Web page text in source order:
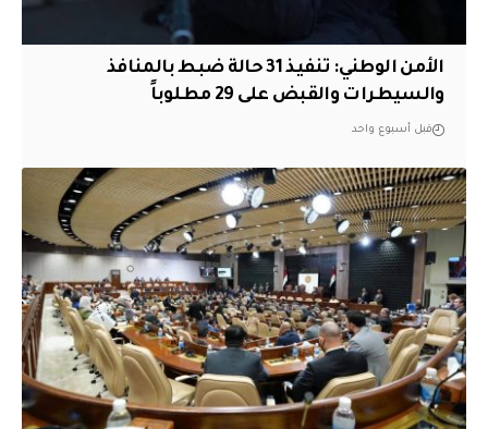
الأمن الوطني: تنفيذ 31 حالة ضبط بالمنافذ
والسيطرات والقبض على 29 مطلوباً
قبل أسبوع واحد